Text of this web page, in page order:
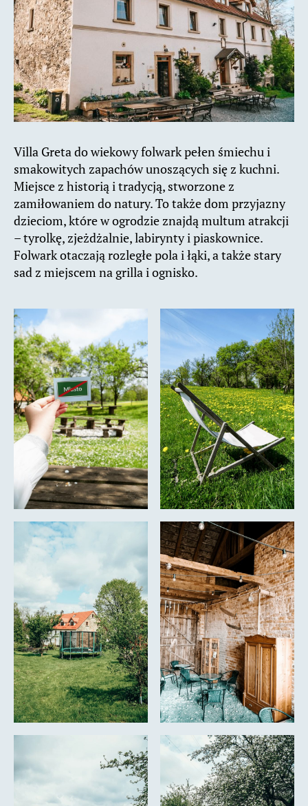
Villa Greta do wiekowy folwark pełen śmiechu i
smakowitych zapachów unoszących się z kuchni.
Miejsce z historią i tradycją, stworzone z
zamiłowaniem do natury. To także dom przyjazny
dzieciom, które w ogrodzie znajdą multum atrakcji
– tyrolkę, zjeżdżalnie, labirynty i piaskownice.
Folwark otaczają rozległe pola i łąki, a także stary
sad z miejscem na grilla i ognisko.